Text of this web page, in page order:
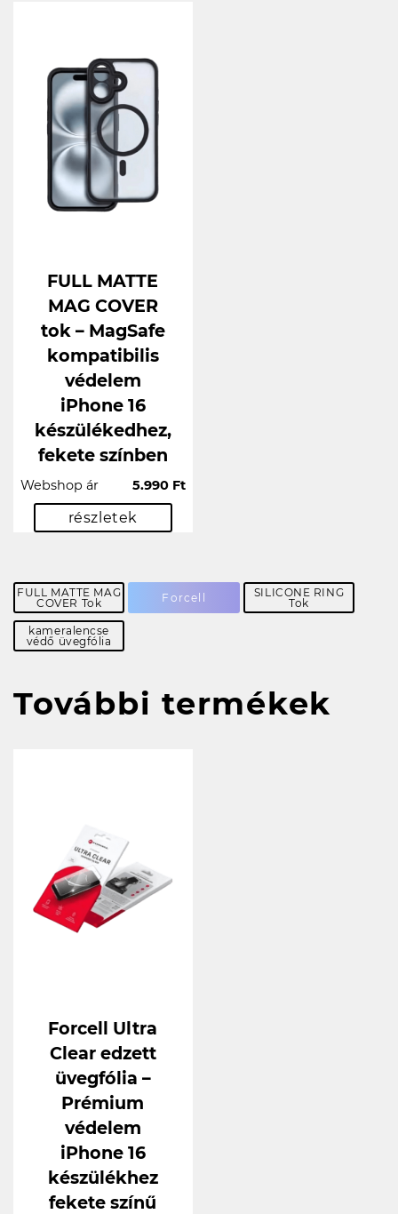
FULL MATTE
MAG COVER
tok – MagSafe
kompatibilis
védelem
iPhone 16
készülékedhez,
fekete színben
Webshop ár 5.990 Ft
részletek
FULL MATTE MAG
COVER Tok
Forcell
SILICONE RING
Tok
kameralencse
védő üvegfólia
További termékek
Forcell Ultra
Clear edzett
üvegfólia –
Prémium
védelem
iPhone 16
készülékhez
fekete színű